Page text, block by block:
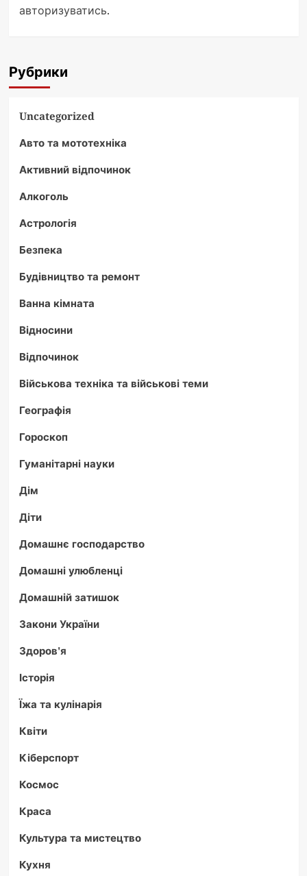
авторизуватись.
Рубрики
Uncategorized
Авто та мототехніка
Активний відпочинок
Алкоголь
Астрологія
Безпека
Будівництво та ремонт
Ванна кімната
Відносини
Відпочинок
Військова техніка та військові теми
Географія
Гороскоп
Гуманітарні науки
Дім
Діти
Домашнє господарство
Домашні улюбленці
Домашній затишок
Закони України
Здоров'я
Історія
Їжа та кулінарія
Квіти
Кіберспорт
Космос
Краса
Культура та мистецтво
Кухня